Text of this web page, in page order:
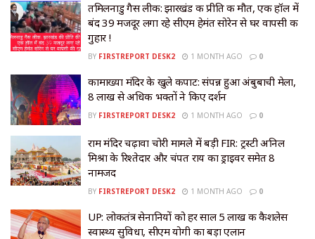
तमिलनाडु गैस लीक: झारखंड की प्रीति की मौत, एक हॉल में
बंद 39 मजदूर लगा रहे सीएम हेमंत सोरेन से घर वापसी की
गुहार !
BY FIRSTREPORT DESK2 1 MONTH AGO 0
कामाख्या मंदिर के खुले कपाट: संपन्न हुआ अंबुबाची मेला,
8 लाख से अधिक भक्तों ने किए दर्शन
BY FIRSTREPORT DESK2 1 MONTH AGO 0
राम मंदिर चढ़ावा चोरी मामले में बड़ी FIR: ट्रस्टी अनिल
मिश्रा के रिश्तेदार और चंपत राय का ड्राइवर समेत 8
नामजद
BY FIRSTREPORT DESK2 1 MONTH AGO 0
UP: लोकतंत्र सेनानियों को हर साल ₹5 लाख की कैशलेस
स्वास्थ्य सुविधा, सीएम योगी का बड़ा एलान